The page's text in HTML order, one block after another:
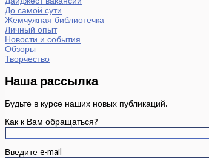
До самой сути
Жемчужная библиотечка
Личный опыт
Новости и события
Обзоры
Творчество
Наша рассылка
Будьте в курсе наших новых публикаций.
Как к Вам обращаться?
Введите e-mail